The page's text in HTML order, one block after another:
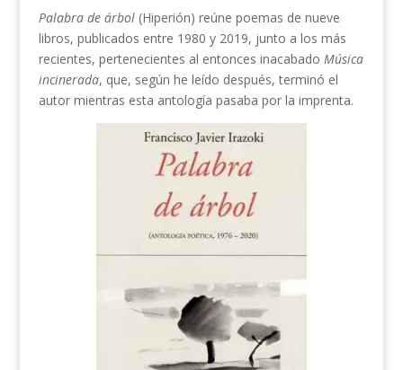
Palabra de árbol (Hiperión) reúne poemas de nueve
libros, publicados entre 1980 y 2019, junto a los más
recientes, pertenecientes al entonces inacabado Música
incinerada, que, según he leído después, terminó el
autor mientras esta antología pasaba por la imprenta.